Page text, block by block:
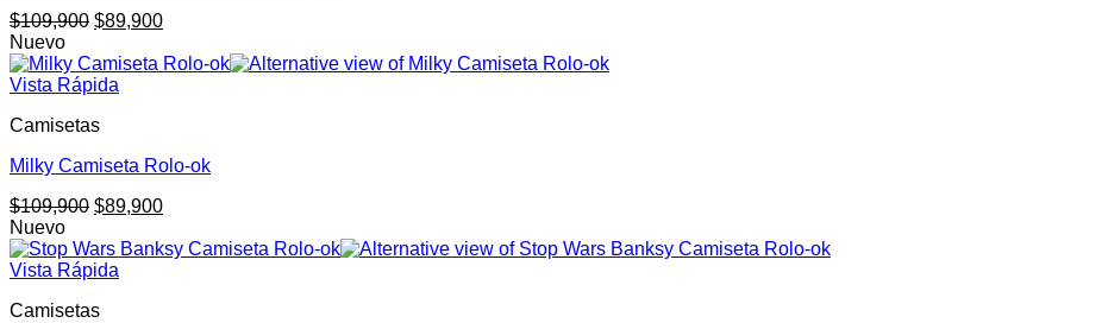
$109,900 El
original
era:
$89,900El
actual
Nuevo
Vista Rápida
Camisetas
Milky Camiseta Rolo-ok
$109,900 El
original
era:
$89,900El
actual
Nuevo
Vista Rápida
Camisetas